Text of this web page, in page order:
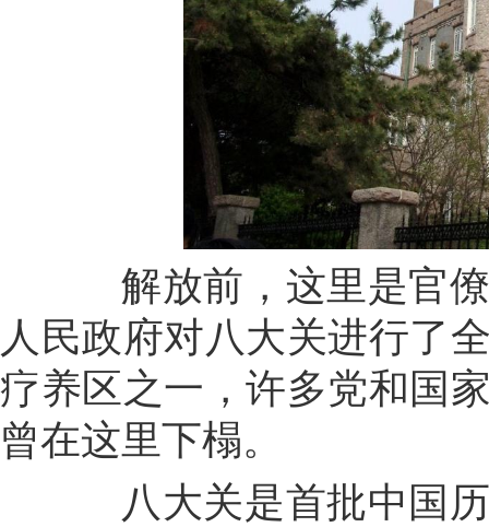
解放前，这里是官僚
人民政府对八大关进行了
疗养区之一，许多党和国
曾在这里下榻。
八大关是首批中国历